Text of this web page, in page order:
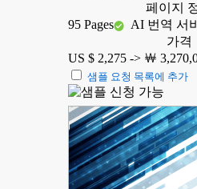
페이지
95 Pages
AI 번역 서
가격
US $ 2,275 -> ￦
샘플 요청 목록에 추가